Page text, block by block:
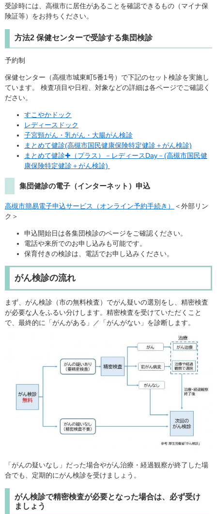
受診時には、高槻市に居住があることを確認できるもの（マイナ保
険証等）をお持ちください。
方法2 保健センターで受診する集団検診
予約制
保健センター（高槻市城東町5番1号）で下記のセット検診を実施し
ています。 検査項目や日程、対象などの詳細は各ページでご確認く
ださい。
すこやかドック
レディースドック
子宮頸がん・乳がん・大腸がん検診
まとめて健診(高槻市国民健康保険特定健診＋がん検診)
まとめて健診✚（プラス）－レディースDay－(高槻市国民健
康保険特定健診＋がん検診)
集団健診の電子（インターネット）申込
⾼槻市簡易電⼦申込サービス（オンライン予約手続き）
＜外部リン
ク＞
申込開始日は各集団検診のページをご確認ください。
電話や来所でのお申し込みも可能です。
保育付きの検診は、電話でお申し込みください。
がん検診の流れ
まず、がん検診（市の無料検査）でがん疑いの選別をし、精密検査
が必要な人をふるい分けします。精密検査を受けていただくこと
で、最終的に「がんがある」／「がんがない」を診断します。
「がんの疑いなし」だった場合やがん治療・経過観察が終了した場
合でも、定期的にがん検診を受けましょう。
がん検診で精密検査が必要となった場合は、必ず受け
ましょう